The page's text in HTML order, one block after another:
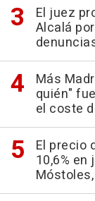
El juez
Alcalá
Más
quién"
el coste
El precio
10,6%